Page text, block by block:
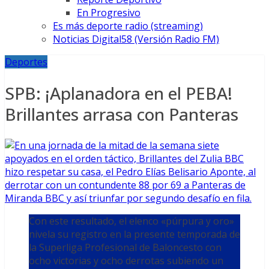
En Progresivo
Es más deporte radio (streaming)
Noticias Digital58 (Versión Radio FM)
Deportes
SPB: ¡Aplanadora en el PEBA!
Brillantes arrasa con Panteras
Con este resultado, el elenco «púrpura y oro»
nivela su registro en la presente temporada de
la Superliga Profesional de Baloncesto con
ocho victorias y ocho derrotas subiendo un